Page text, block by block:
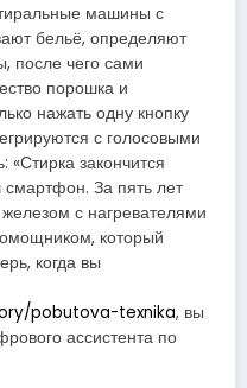
машины с
бельё, определяют
после чего сами
порошка и
нажать одну кнопку
с голосовыми
закончится
За пять лет
с нагревателями
который
когда вы
pobutova-texnika, вы
ассистента по